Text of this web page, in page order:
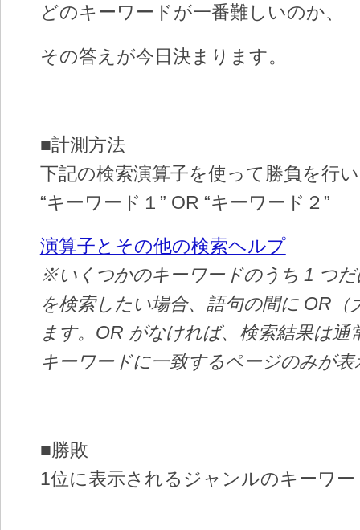
どのキーワードが一番難しいのか、
その答えが今日決まります。
■計測方法
下記の検索演算子を使って勝負を行
“キーワード１” OR “キーワード２”
演算子とその他の検索ヘルプ
※いくつかのキーワードのうち 1 つ
を検索したい場合、語句の間に OR（
ます。OR がなければ、検索結果は通
キーワードに一致するページのみが
■勝敗
1位に表示されるジャンルのキーワー